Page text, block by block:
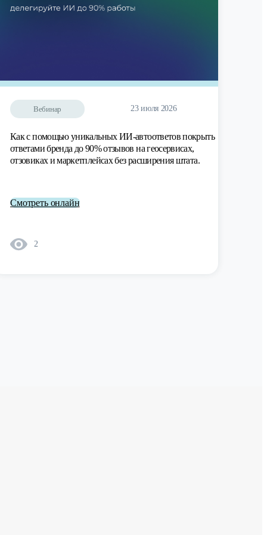
Вебинар 23 июля 2026
Как с помощью уникальных ИИ-автоответов покрыть
ответами бренда до 90% отзывов на геосервисах,
отзовиках и маркетплейсах без расширения штата.
Смотреть онлайн
2